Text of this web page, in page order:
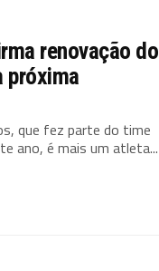
renovação do
próxima
que fez parte do time
ano, é mais um atleta...